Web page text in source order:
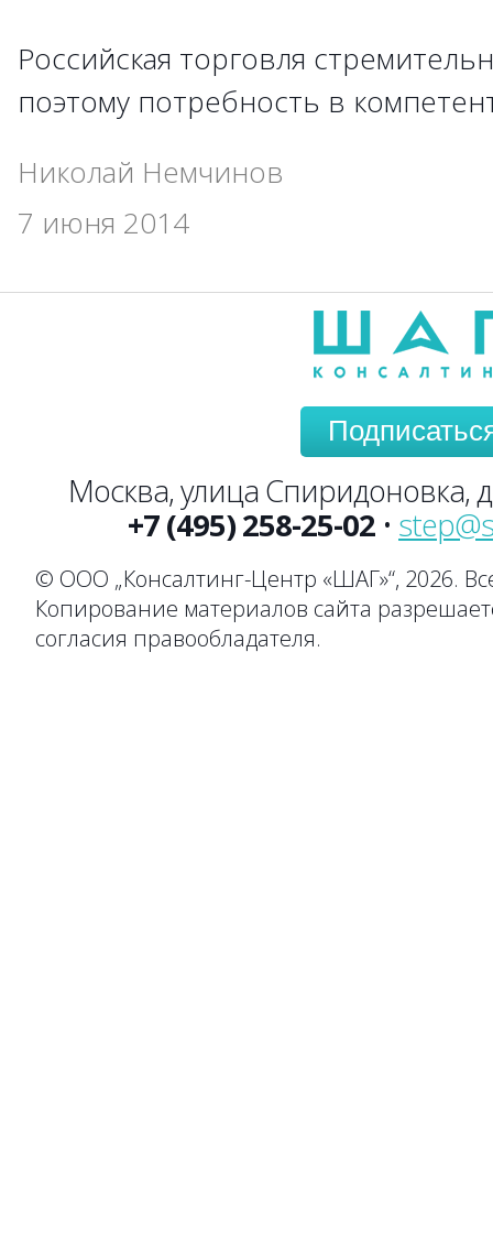
Российская торговля
поэтому потребность в
Николай Немчинов
7 июня 2014
Москва, улица Спиридоновка,
+7 (495) 258-25-02 •
© ООО „Консалтинг-Центр «ШАГ»“, 2026.
Копирование материалов сайта
согласия правообладателя.